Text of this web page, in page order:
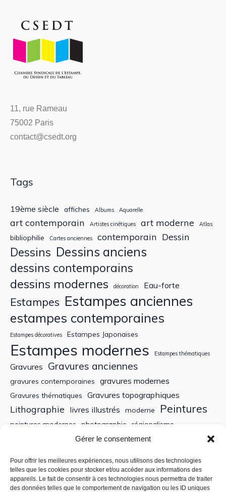
Gérer le consentement
Pour offrir les meilleures expériences, nous utilisons des technologies
telles que les cookies pour stocker et/ou accéder aux informations des
appareils. Le fait de consentir à ces technologies nous permettra de traiter
des données telles que le comportement de navigation ou les ID uniques
11, rue Rameau
75002 Paris
contact@csedt.org
Tags
19ème siècle affiches Albums Aquarelle
art contemporain Artistes cinétiques art moderne Atlas
bibliophilie Cartes anciennes contemporain Dessin
Dessins Dessins anciens
dessins contemporains
dessins modernes décoration Eau-forte
Estampes Estampes anciennes
estampes contemporaines
Estampes décoratives Estampes Japonaises
Estampes modernes Estampes thématiques
Gravures Gravures anciennes
gravures contemporaines gravures modernes
Gravures thématiques Gravures topographiques
Lithographie livres illustrés moderne Peintures
peintures modernes photographie régionalisme
Tableaux anciens XIXe siècle
Recherche